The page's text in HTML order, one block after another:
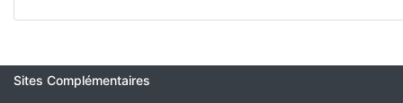
Sites Complémentaires